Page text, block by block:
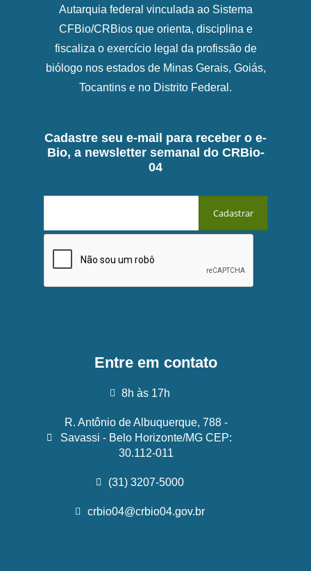
Autarquia federal vinculada ao Sistema
CFBio/CRBios que orienta, disciplina e
fiscaliza o exercício legal da profissão de
biólogo nos estados de Minas Gerais, Goiás,
Tocantins e no Distrito Federal.
Cadastre seu e-mail para receber o e-
Bio, a newsletter semanal do CRBio-
04
Entre em contato
8h às 17h
R. Antônio de Albuquerque, 788 -
Savassi - Belo Horizonte/MG CEP:
30.112-011
(31) 3207-5000
crbio04@crbio04.gov.br